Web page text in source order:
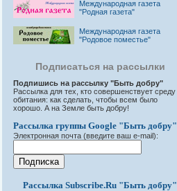
Международная газета
"Родная газета"
Международная газета
"Родовое поместье"
Подписаться на рассылки
Подпишись на рассылку "Быть добру"
Рассылка для тех, кто совершенствует среду
обитания: как сделать, чтобы всем было
хорошо. А на Земле быть добру!
Рассылка группы Google "Быть добру"
Электронная почта (введите ваш e-mail):
Рассылка Subscribe.Ru "Быть добру"